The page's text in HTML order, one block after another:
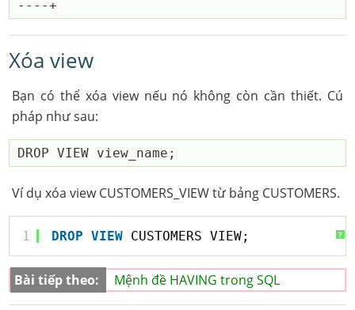
Xóa view
Bạn có thể xóa view nếu nó không còn cần thiết. Cú
pháp như sau:
Ví dụ xóa view CUSTOMERS_VIEW từ bảng CUSTOMERS.
?
1 DROP VIEW CUSTOMERS_VIEW;
Bài tiếp theo: Mệnh đề HAVING trong SQL